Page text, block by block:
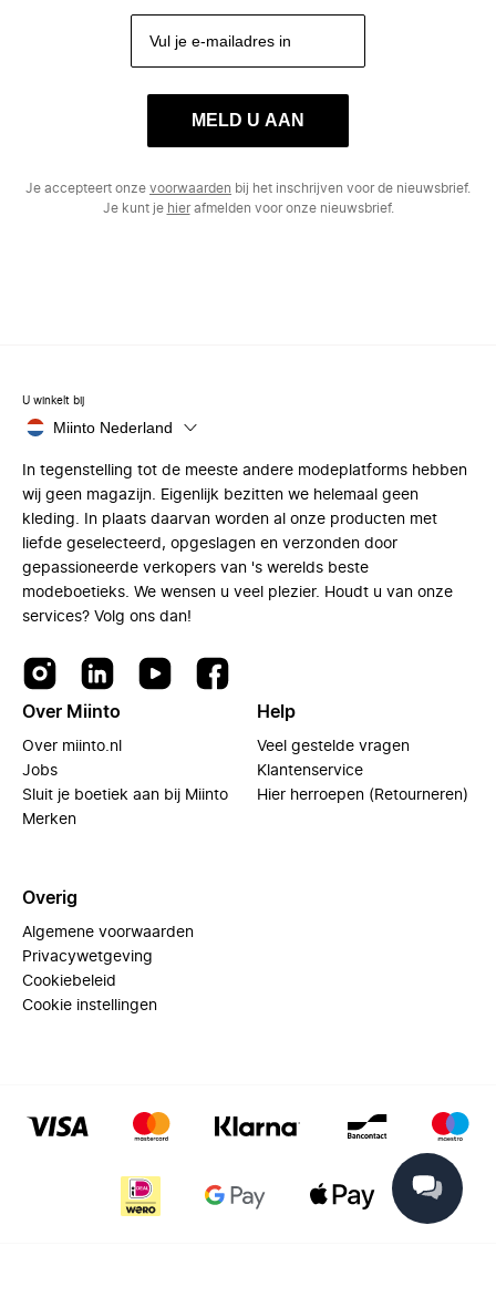
MELD U AAN
Je accepteert onze voorwaarden bij het inschrijven voor de nieuwsbrief.
Je kunt je hierafmelden voor onze nieuwsbrief.
U winkelt bij
Miinto Nederland
In tegenstelling tot de meeste andere modeplatforms hebben
wij geen magazijn. Eigenlijk bezitten we helemaal geen
kleding. In plaats daarvan worden al onze producten met
liefde geselecteerd, opgeslagen en verzonden door
gepassioneerde verkopers van 's werelds beste
modeboetieks. We wensen u veel plezier. Houdt u van onze
services? Volg ons dan!
Over Miinto
Over miinto.nl
Jobs
Sluit je boetiek aan bij Miinto
Merken
Help
Veel gestelde vragen
Klantenservice
Hier herroepen (Retourneren)
Overig
Algemene voorwaarden
Privacywetgeving
Cookiebeleid
Cookie instellingen